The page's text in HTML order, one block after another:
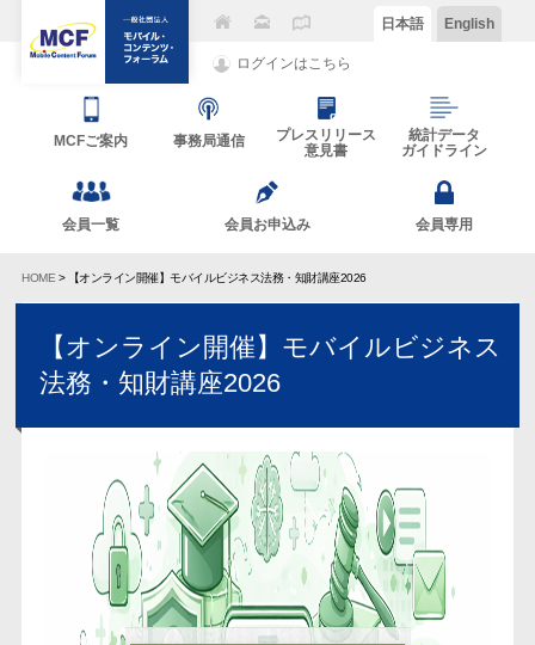
ログインはこちら
日本語 English
MCFご案内 事務局通信
プレスリリース
意見書
統計データ
ガイドライン
会員一覧 会員お申込み 会員専用
HOME > 【オンライン開催】モバイルビジネス法務・知財講座2026
【オンライン開催】モバイルビジネス
法務・知財講座2026